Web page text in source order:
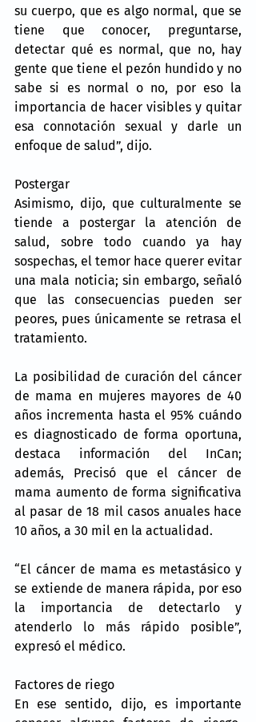
su cuerpo, que es algo normal, que se
tiene que conocer, preguntarse,
detectar qué es normal, que no, hay
gente que tiene el pezón hundido y no
sabe si es normal o no, por eso la
importancia de hacer visibles y quitar
esa connotación sexual y darle un
enfoque de salud”, dijo.
Postergar
Asimismo, dijo, que culturalmente se
tiende a postergar la atención de
salud, sobre todo cuando ya hay
sospechas, el temor hace querer evitar
una mala noticia; sin embargo, señaló
que las consecuencias pueden ser
peores, pues únicamente se retrasa el
tratamiento.
La posibilidad de curación del cáncer
de mama en mujeres mayores de 40
años incrementa hasta el 95% cuándo
es diagnosticado de forma oportuna,
destaca información del InCan;
además, Precisó que el cáncer de
mama aumento de forma significativa
al pasar de 18 mil casos anuales hace
10 años, a 30 mil en la actualidad.
“El cáncer de mama es metastásico y
se extiende de manera rápida, por eso
la importancia de detectarlo y
atenderlo lo más rápido posible”,
expresó el médico.
Factores de riego
En ese sentido, dijo, es importante